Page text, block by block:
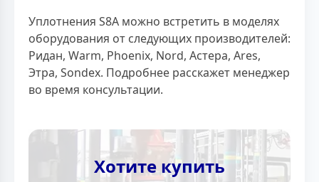
Уплотнения S8A можно встретить в моделях
оборудования от следующих производителей:
Ридан, Warm, Phoenix, Nord, Астера, Ares,
Этра, Sondex. Подробнее расскажет менеджер
во время консультации.
Хотите купить